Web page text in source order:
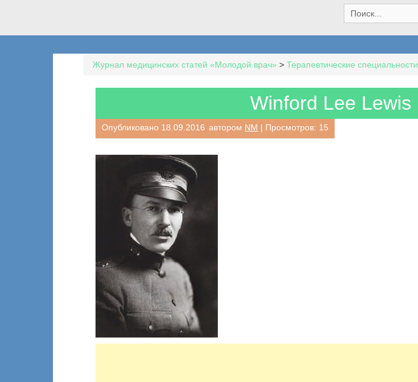
e
a
h
r
:
Журнал медицинских статей «Молодой врач» > Терапевтические специальности
Winford Lee Lewis
Опубликовано 18.09.2016 автором NM | Просмотров: 15